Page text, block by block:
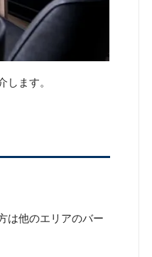
ます。
は他のエリアのバー